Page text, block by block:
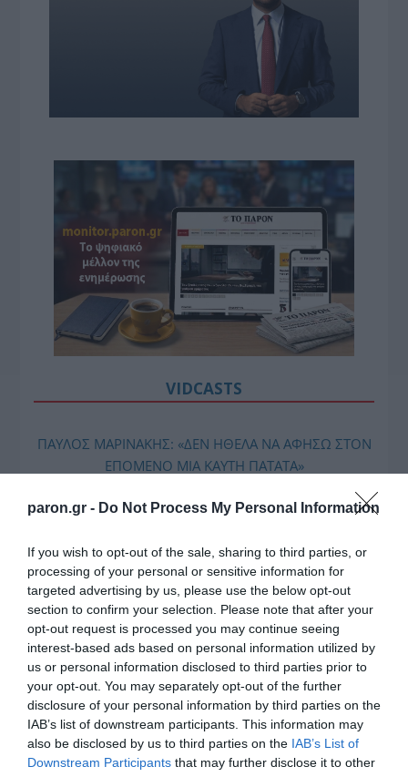
paron.gr - Do Not Process My Personal Information
If you wish to opt-out of the sale, sharing to third parties, or
processing of your personal or sensitive information for
targeted advertising by us, please use the below opt-out
section to confirm your selection. Please note that after your
opt-out request is processed you may continue seeing
interest-based ads based on personal information utilized by
us or personal information disclosed to third parties prior to
your opt-out. You may separately opt-out of the further
disclosure of your personal information by third parties on the
IAB’s list of downstream participants. This information may
also be disclosed by us to third parties on the IAB’s List of
Downstream Participants that may further disclose it to other
VIDCASTS
ΠΑΥΛΟΣ ΜΑΡΙΝΑΚΗΣ: «ΔΕΝ ΗΘΕΛΑ ΝΑ ΑΦΗΣΩ ΣΤΟΝ
ΕΠΟΜΕΝΟ ΜΙΑ ΚΑΥΤΗ ΠΑΤΑΤΑ»
Ο κυβερνητικός εκπρόσωπος,
Παύλος Μαρινάκης, ανοίγει τα
σε ένα vidcast που μιλάει για
τις μεγάλες τομές στον χώρο
των Μέσων Μαζικής
Ενημέρωσης. Σε μια εφ’ όλης της ύλης
συνέντευξη στον Βασίλη Κουφόπουλο, αναλύει
το χρονοδιάγραμμα για τις περιφερειακές και
ραδιοφωνικές άδειες, το πακέτο στήριξης των 80
εκατομμυρίων ευρώ για τον Τύπο, αλλά και την
πρωτοβουλία για την άρση της ανωνυμίας στο
διαδίκτυο.